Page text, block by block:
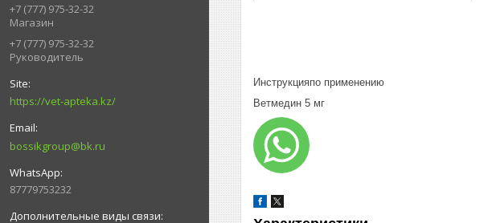
+7 (777) 975-32-32
Магазин
+7 (777) 975-32-32
Руководитель
https://vet-apteka.kz/
bossikgroup@bk.ru
87779753232
Инструкцияпо применению
Ветмедин 5 мг